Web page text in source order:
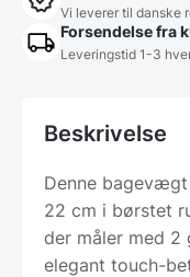
Vi leverer til danske
Forsendelse fra
Leveringstid 1-3
Beskrivelse
Denne
22 cm i børstet
der måler med
elegant touch-